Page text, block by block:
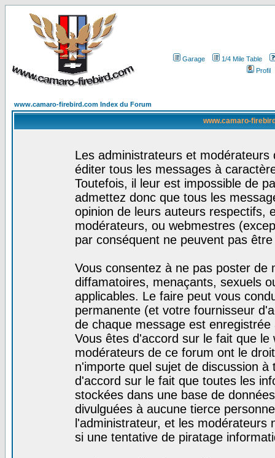
Garage
1/4 Mile Table
Profil
www.camaro-firebird.com Index du Forum
www.camaro-
Les administrateurs et
éditer tous les messages à
Toutefois, il leur est impossible de
admettez donc que tous les
opinion de leurs auteurs respectifs,
modérateurs, ou webmestres
par conséquent ne peuvent pas
Vous consentez à ne pas poster de
diffamatoires, menaçants, sexuels
applicables. Le faire peut vous
permanente (et votre fournisseur
de chaque message est
Vous êtes d'accord sur le fait que
modérateurs de ce forum ont le
n'importe quel sujet de discussion
d'accord sur le fait que toutes les
stockées dans une base de
divulguées à aucune tierce
l'administrateur, et les
si une tentative de piratage